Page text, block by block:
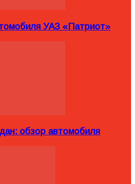
УАЗ «Патриот»
обзор автомобиля